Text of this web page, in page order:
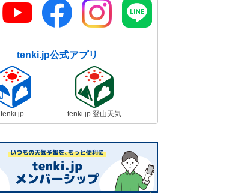
tenki.jp公式アプリ
tenki.jp tenki.jp 登山天気